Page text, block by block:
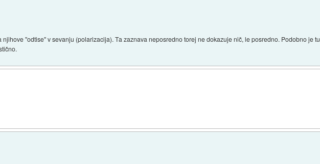
"odtise" v sevanju (polarizacija). Ta zaznava neposredno torej ne dokazuje nič, le posredno. Podobno je